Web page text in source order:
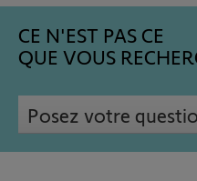
CE N'EST PAS CE
QUE VOUS
Posez votre